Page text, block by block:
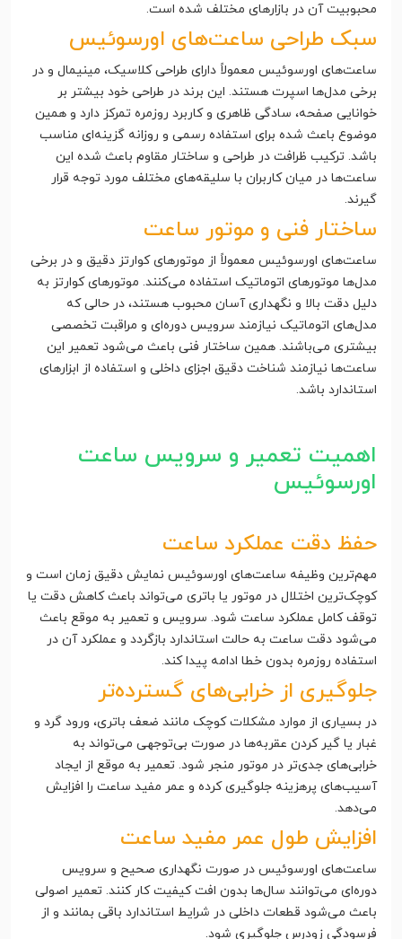
محبوبیت آن در بازارهای مختلف شده است.
سبک طراحی ساعت‌های اورسوئیس
ساعت‌های اورسوئیس معمولاً دارای طراحی کلاسیک، مینیمال و در
برخی مدل‌ها اسپرت هستند. این برند در طراحی خود بیشتر بر
خوانایی صفحه، سادگی ظاهری و کاربرد روزمره تمرکز دارد و همین
موضوع باعث شده برای استفاده رسمی و روزانه گزینه‌ای مناسب
باشد. ترکیب ظرافت در طراحی و ساختار مقاوم باعث شده این
ساعت‌ها در میان کاربران با سلیقه‌های مختلف مورد توجه قرار
گیرند.
ساختار فنی و موتور ساعت
ساعت‌های اورسوئیس معمولاً از موتورهای کوارتز دقیق و در برخی
مدل‌ها موتورهای اتوماتیک استفاده می‌کنند. موتورهای کوارتز به
دلیل دقت بالا و نگهداری آسان محبوب هستند، در حالی که
مدل‌های اتوماتیک نیازمند سرویس دوره‌ای و مراقبت تخصصی
بیشتری می‌باشند. همین ساختار فنی باعث می‌شود تعمیر این
ساعت‌ها نیازمند شناخت دقیق اجزای داخلی و استفاده از ابزارهای
استاندارد باشد.
اهمیت تعمیر و سرویس ساعت
اورسوئیس
حفظ دقت عملکرد ساعت
مهم‌ترین وظیفه ساعت‌های اورسوئیس نمایش دقیق زمان است و
کوچک‌ترین اختلال در موتور یا باتری می‌تواند باعث کاهش دقت یا
توقف کامل عملکرد ساعت شود. سرویس و تعمیر به موقع باعث
می‌شود دقت ساعت به حالت استاندارد بازگردد و عملکرد آن در
استفاده روزمره بدون خطا ادامه پیدا کند.
جلوگیری از خرابی‌های گسترده‌تر
در بسیاری از موارد مشکلات کوچک مانند ضعف باتری، ورود گرد و
غبار یا گیر کردن عقربه‌ها در صورت بی‌توجهی می‌تواند به
خرابی‌های جدی‌تر در موتور منجر شود. تعمیر به موقع از ایجاد
آسیب‌های پرهزینه جلوگیری کرده و عمر مفید ساعت را افزایش
می‌دهد.
افزایش طول عمر مفید ساعت
ساعت‌های اورسوئیس در صورت نگهداری صحیح و سرویس
دوره‌ای می‌توانند سال‌ها بدون افت کیفیت کار کنند. تعمیر اصولی
باعث می‌شود قطعات داخلی در شرایط استاندارد باقی بمانند و از
فرسودگی زودرس جلوگیری شود.